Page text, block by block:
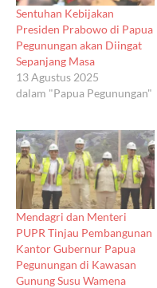
Sentuhan Kebijakan
Presiden Prabowo di Papua
Pegunungan akan Diingat
Sepanjang Masa
13 Agustus 2025
dalam "Papua Pegunungan"
Mendagri dan Menteri
PUPR Tinjau Pembangunan
Kantor Gubernur Papua
Pegunungan di Kawasan
Gunung Susu Wamena